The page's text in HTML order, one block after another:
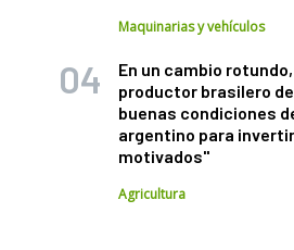
Maquinarias y vehículos
En un cambio
productor brasilero
buenas condiciones
argentino para
motivados"
Agricultura